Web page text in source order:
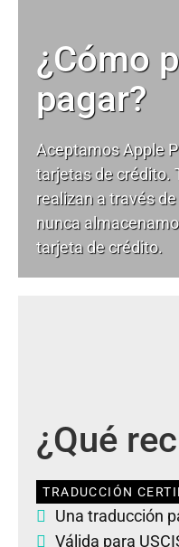
¿Cómo
pagar?
Aceptamos Apple
tarjetas de crédito.
realizan a través
nunca
tarjeta de crédito.
¿Qué
TRADUCCIÓN
Una traducción
Válida para